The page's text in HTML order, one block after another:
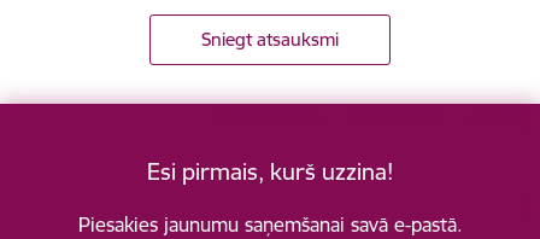
Sniegt atsauksmi
Esi pirmais, kurš uzzina!
Piesakies jaunumu saņemšanai savā e-pastā.